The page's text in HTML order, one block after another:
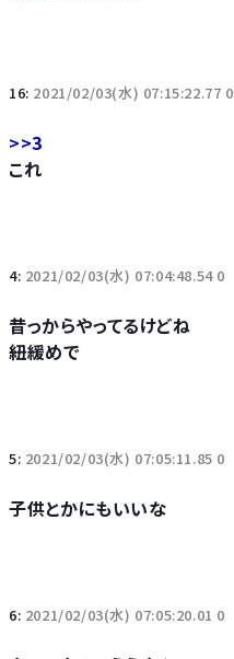
16: 2021/02/03(水) 07:15:22.77 0
>>3
これ
4: 2021/02/03(水) 07:04:48.54 0
昔っからやってるけどね
紐緩めで
5: 2021/02/03(水) 07:05:11.85 0
子供とかにもいいな
6: 2021/02/03(水) 07:05:20.01 0